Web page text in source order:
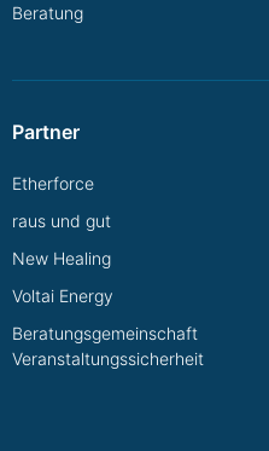
Beratung
Partner
Etherforce
raus und gut
New Healing
Voltai Energy
Beratungsgemeinschaft
Veranstaltungssicherheit